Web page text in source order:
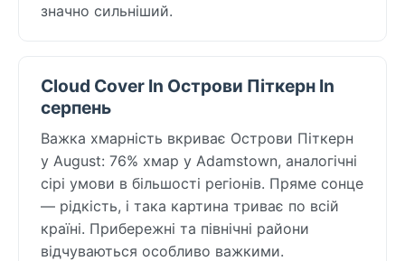
значно сильніший.
Cloud Cover In Острови Піткерн In
серпень
Важка хмарність вкриває Острови Піткерн
у August: 76% хмар у Adamstown, аналогічні
сірі умови в більшості регіонів. Пряме сонце
— рідкість, і така картина триває по всій
країні. Прибережні та північні райони
відчуваються особливо важкими.